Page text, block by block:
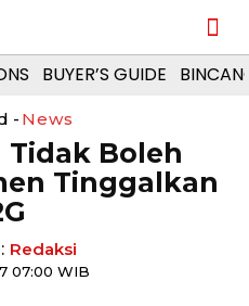
BUYER’S GUIDE
- News
Boleh
Tinggalkan
Redaksi
07:00 WIB